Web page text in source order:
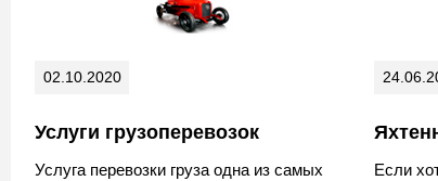
02.10.2020
Услуги грузоперевозок
Услуга перевозки груза одна из самых
Если